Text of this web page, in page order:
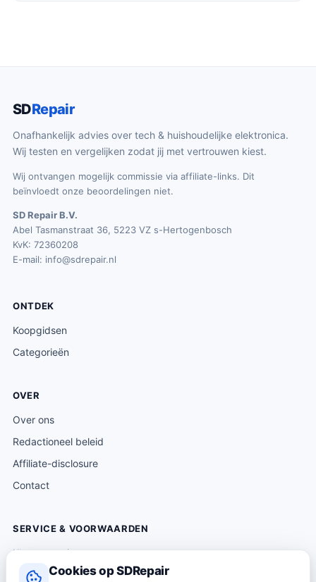
Cookies op SDRepair
SDRepair
Onafhankelijk advies over tech & huishoudelijke elektronica.
Wij testen en vergelijken zodat jij met vertrouwen kiest.
Wij ontvangen mogelijk commissie via affiliate-links. Dit
beïnvloedt onze beoordelingen niet.
SD Repair B.V.
Abel Tasmanstraat 36, 5223 VZ s-Hertogenbosch
KvK: 72360208
E-mail: info@sdrepair.nl
ONTDEK
Koopgidsen
Categorieën
OVER
Over ons
Redactioneel beleid
Affiliate-disclosure
Contact
SERVICE & VOORWAARDEN
Klantenservice
Verzending & levering